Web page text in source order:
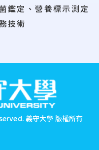
鑑定、營養標示測定
技術
義守大學 版權所有